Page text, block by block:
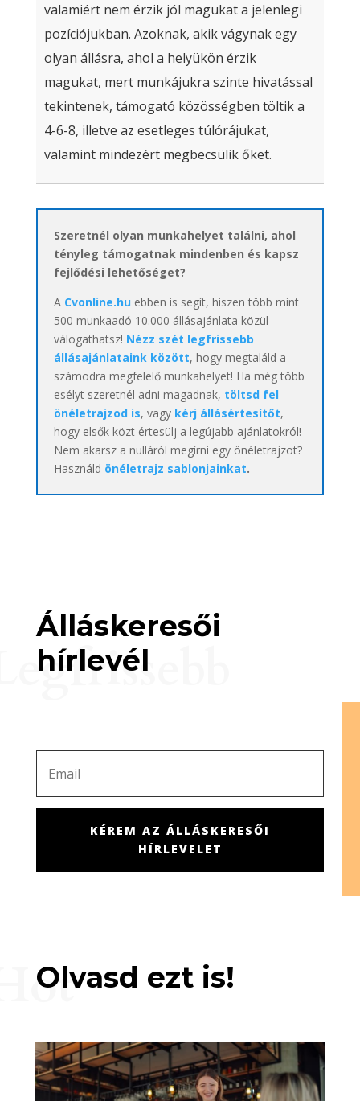
valamiért nem érzik jól magukat a jelenlegi
pozíciójukban. Azoknak, akik vágynak egy
olyan állásra, ahol a helyükön érzik
magukat, mert munkájukra szinte hivatással
tekintenek, támogató közösségben töltik a
4-6-8, illetve az esetleges túlórájukat,
valamint mindezért megbecsülik őket.
Szeretnél olyan munkahelyet találni, ahol
tényleg támogatnak mindenben és kapsz
fejlődési lehetőséget?
A Cvonline.huebben is segít, hiszen több mint
500 munkaadó 10.000 állásajánlata közül
válogathatsz! Nézz szét legfrissebb
állásajánlataink között, hogy megtaláld a
számodra megfelelő munkahelyet! Ha még több
esélyt szeretnél adni magadnak, töltsd fel
önéletrajzod is, vagy kérj állásértesítőt,
hogy elsők közt értesülj a legújabb ajánlatokról!
Nem akarsz a nulláról megírni egy önéletrajzot?
Használd önéletrajz sablonjainkat.
Álláskeresői
hírlevél
KÉREM AZ ÁLLÁSKERESŐI
HÍRLEVELET
Olvasd ezt is!